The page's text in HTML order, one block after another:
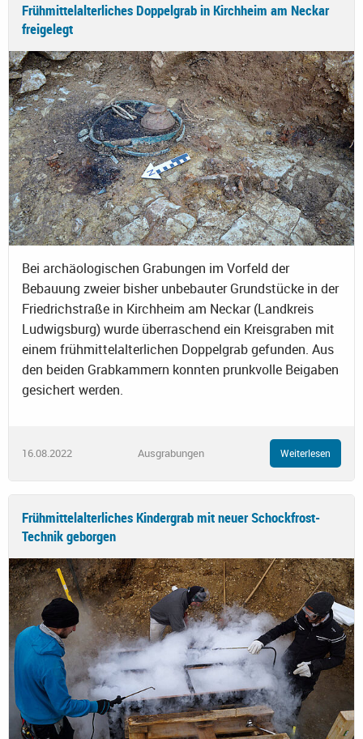
Frühmittelalterliches Doppelgrab in Kirchheim am Neckar
freigelegt
Bei archäologischen Grabungen im Vorfeld der
Bebauung zweier bisher unbebauter Grundstücke in der
Friedrichstraße in Kirchheim am Neckar (Landkreis
Ludwigsburg) wurde überraschend ein Kreisgraben mit
einem frühmittelalterlichen Doppelgrab gefunden. Aus
den beiden Grabkammern konnten prunkvolle Beigaben
gesichert werden.
16.08.2022 Ausgrabungen Weiterlesen
Frühmittelalterliches Kindergrab mit neuer Schockfrost-
Technik geborgen